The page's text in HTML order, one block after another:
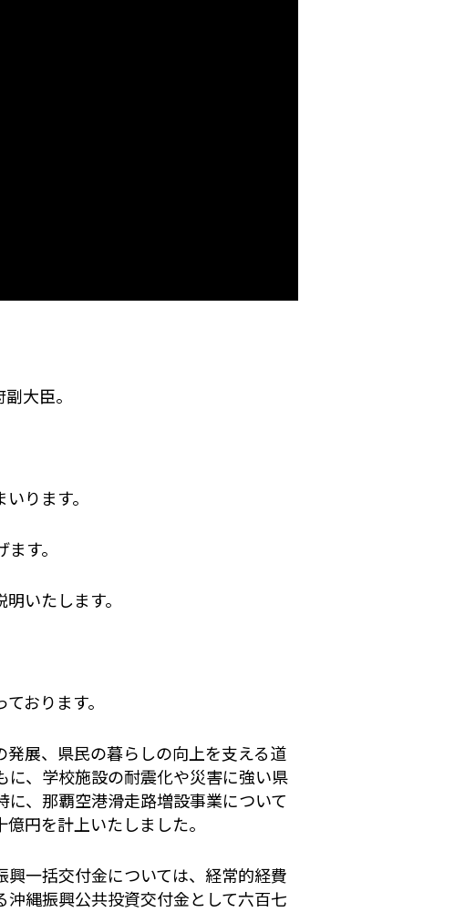
大臣。
ります。
す。
いたします。
おります。
展、県民の暮らしの向上を支える道
、学校施設の耐震化や災害に強い県
、那覇空港滑走路増設事業について
円を計上いたしました。
一括交付金については、経常的経費
縄振興公共投資交付金として六百七